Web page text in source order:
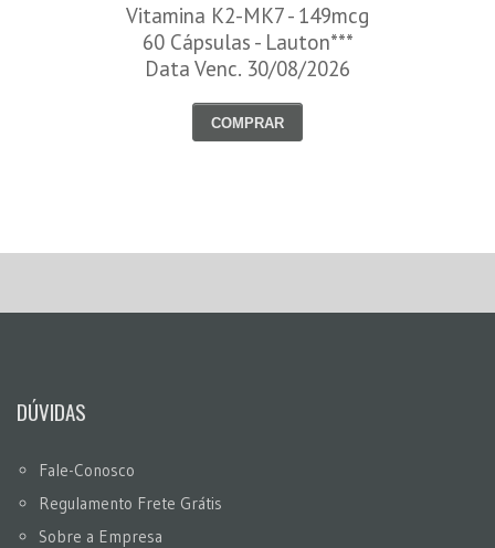
Vitamina K2-MK7 - 149mcg
60 Cápsulas - Lauton***
Data Venc. 30/08/2026
COMPRAR
DÚVIDAS
Fale-Conosco
Regulamento Frete Grátis
Sobre a Empresa